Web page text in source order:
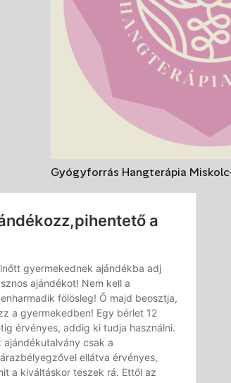
Gyógyforrás Hangterápia